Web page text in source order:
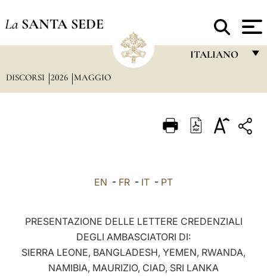
La SANTA SEDE
ITALIANO
ITALIANO
POLSKI
العربيّة
中文
DISCORSI 2026 MAGGIO
EN - FR - IT - PT
PRESENTAZIONE DELLE LETTERE CREDENZIALI
DEGLI AMBASCIATORI DI:
SIERRA LEONE, BANGLADESH, YEMEN, RWANDA,
NAMIBIA, MAURIZIO, CIAD, SRI LANKA